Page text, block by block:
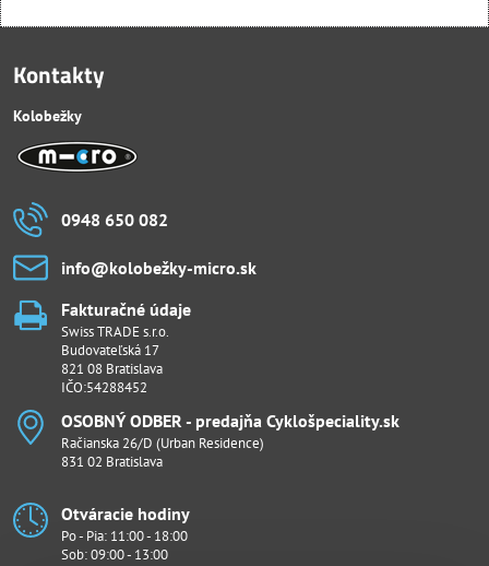
Kontakty
Kolobežky
0948 650 082
info​@kolobežky-micro​.sk
Fakturačné údaje
Swiss TRADE s.r.o.
Budovateľská 17
821 08 Bratislava
IČO:54288452
OSOBNÝ ODBER - predajňa Cyklošpeciality​.sk
Račianska 26/D (Urban Residence)
831 02 Bratislava
Otváracie hodiny
Po - Pia: 11:00 - 18:00
Sob: 09:00 - 13:00